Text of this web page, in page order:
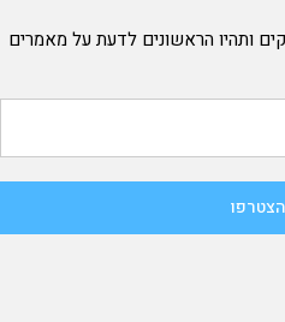
ותהיו הראשונים לדעת על מאמרים